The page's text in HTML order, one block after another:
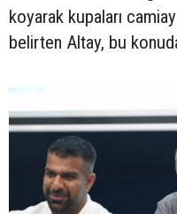
koyarak kupaları
belirten Altay, bu